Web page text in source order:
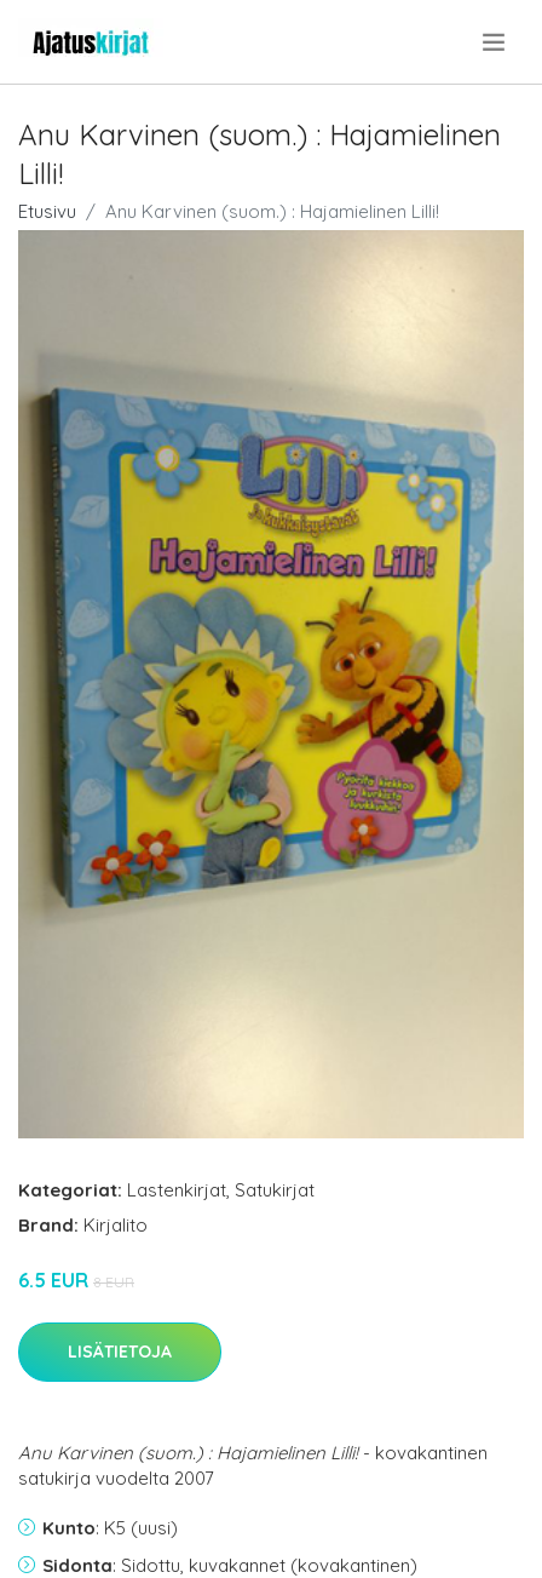
Anu Karvinen (suom.) : Hajamielinen
Lilli!
Etusivu Anu Karvinen (suom.) : Hajamielinen Lilli!
Kategoriat: Lastenkirjat, Satukirjat
Brand: Kirjalito
6.5 EUR 8 EUR
LISÄTIETOJA
Anu Karvinen (suom.) : Hajamielinen Lilli!- kovakantinen
satukirja vuodelta 2007
Kunto: K5 (uusi)
Sidonta: Sidottu, kuvakannet (kovakantinen)